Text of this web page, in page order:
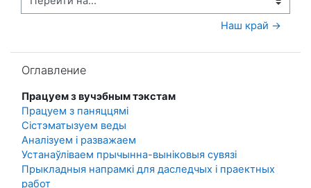
Перейти на...
Наш край →
Оглавление
Працуем з вучэбным тэкстам
Працуем з паняццямі
Сістэматызуем веды
Аналізуем і разважаем
Устанаўліваем прычынна-выніковыя сувязі
Прыкладныя напрамкі для даследчых і праектных
работ